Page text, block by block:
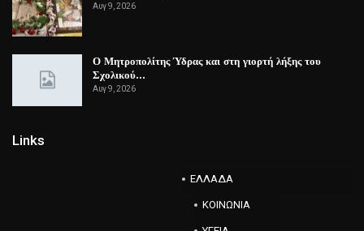
Αυγ 9, 2026
Ο Μητροπολίτης Ύδρας και στη γιορτή λήξης του
Σχολικού…
Αυγ 9, 2026
Links
ΕΛΛΑΔΑ
ΚΟΙΝΩΝΙΑ